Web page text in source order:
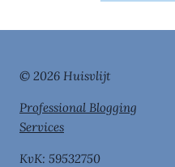
© 2026 Huisvlijt
Professional Blogging
Services
KvK: 59532750